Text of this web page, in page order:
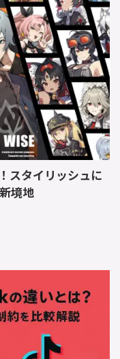
スタイリッシュに
境地